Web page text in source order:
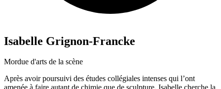
Isabelle Grignon-Francke
Mordue d'arts de la scène
Après avoir poursuivi des études collégiales intenses qui l’ont